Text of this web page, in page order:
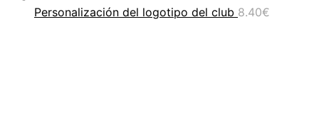
Personalización del logotipo del club 8.40€